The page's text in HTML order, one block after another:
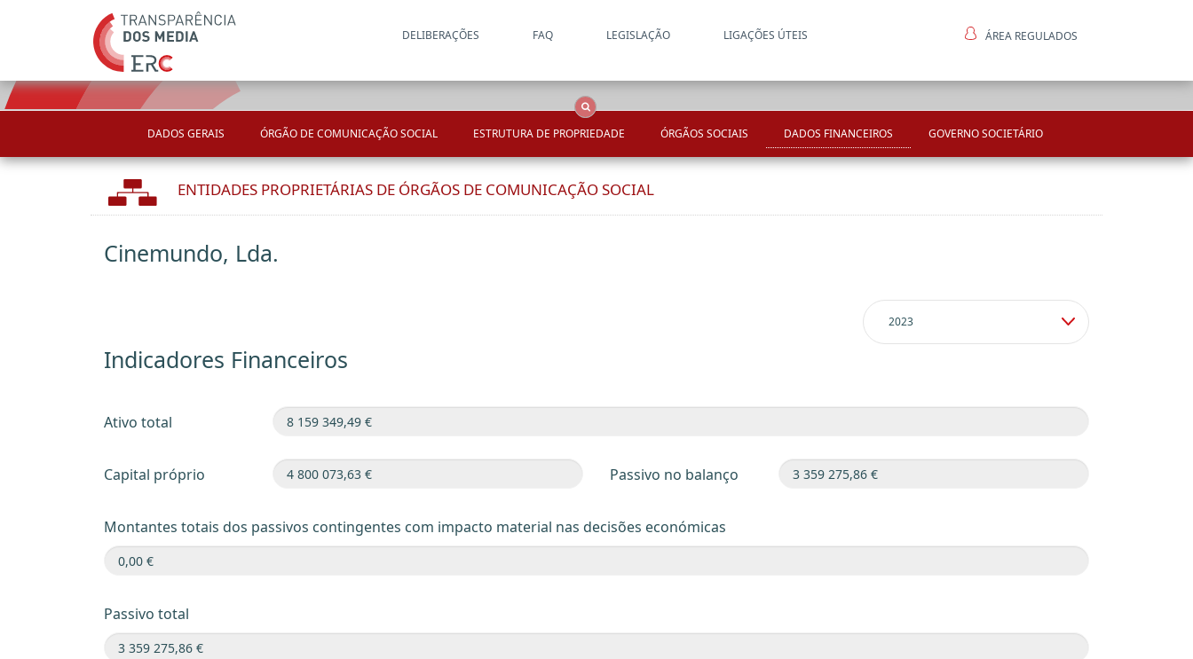
DELIBERAÇÕES FAQ LEGISLAÇÃO LIGAÇÕES ÚTEIS ÁREA REGULADOS
DADOS GERAIS ÓRGÃO DE COMUNICAÇÃO SOCIAL ESTRUTURA DE PROPRIEDADE ÓRGÃOS SOCIAIS DADOS FINANCEIROS GOVERNO SOCIETÁRIO
ENTIDADES PROPRIETÁRIAS DE ÓRGÃOS DE COMUNICAÇÃO SOCIAL
Cinemundo, Lda.
Indicadores Financeiros
Ativo total
Capital próprio Passivo no balanço
Montantes totais dos passivos contingentes com impacto material nas decisões económicas
Passivo total